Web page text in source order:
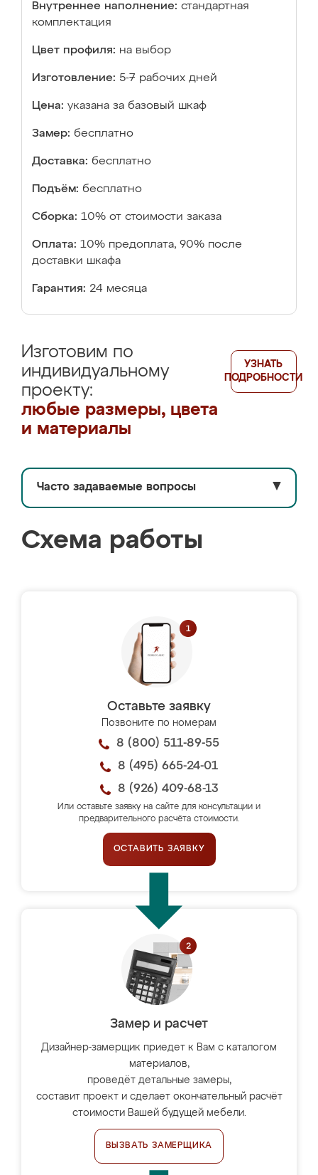
Внутреннее наполнение: стандартная
комплектация
Цвет профиля: на выбор
Изготовление: 5-7 рабочих дней
Цена: указана за базовый шкаф
Замер: бесплатно
Доставка: бесплатно
Подъём: бесплатно
Сборка: 10% от стоимости заказа
Оплата: 10% предоплата, 90% после
доставки шкафа
Гарантия: 24 месяца
Изготовим по
индивидуальному
проекту:
любые размеры, цвета
и материалы
УЗНАТЬ
ПОДРОБНОСТИ
Часто задаваемые вопросы ▼
Схема работы
Оставьте заявку
Позвоните по номерам
8 (800) 511-89-55
8 (495) 665-24-01
8 (926) 409-68-13
Или оставьте заявку на сайте для консультации и
предварительного расчёта стоимости.
ОСТАВИТЬ ЗАЯВКУ
Замер и расчет
Дизайнер-замерщик приедет к Вам с каталогом
материалов,
проведёт детальные замеры,
составит проект и сделает окончательный расчёт
стоимости Вашей будущей мебели.
ВЫЗВАТЬ ЗАМЕРЩИКА